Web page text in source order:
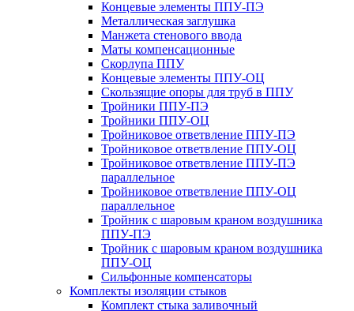
Концевые элементы ППУ-ПЭ
Металлическая заглушка
Манжета стенового ввода
Маты компенсационные
Скорлупа ППУ
Концевые элементы ППУ-ОЦ
Скользящие опоры для труб в ППУ
Тройники ППУ-ПЭ
Тройники ППУ-ОЦ
Тройниковое ответвление ППУ-ПЭ
Тройниковое ответвление ППУ-ОЦ
Тройниковое ответвление ППУ-ПЭ
параллельное
Тройниковое ответвление ППУ-ОЦ
параллельное
Тройник с шаровым краном воздушника
ППУ-ПЭ
Тройник с шаровым краном воздушника
ППУ-ОЦ
Сильфонные компенсаторы
Комплекты изоляции стыков
Комплект стыка заливочный